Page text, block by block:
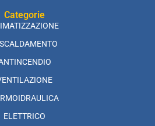
Categorie
ELETTRICO